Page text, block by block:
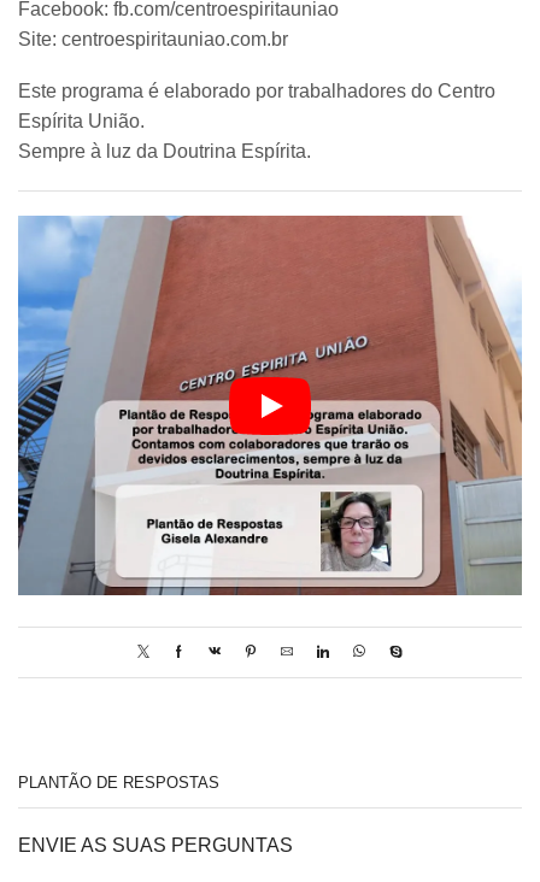
Facebook: fb.com/centroespiritauniao
Site: centroespiritauniao.com.br
Este programa é elaborado por trabalhadores do Centro
Espírita União.
Sempre à luz da Doutrina Espírita.
PLANTÃO DE RESPOSTAS
ENVIE AS SUAS PERGUNTAS